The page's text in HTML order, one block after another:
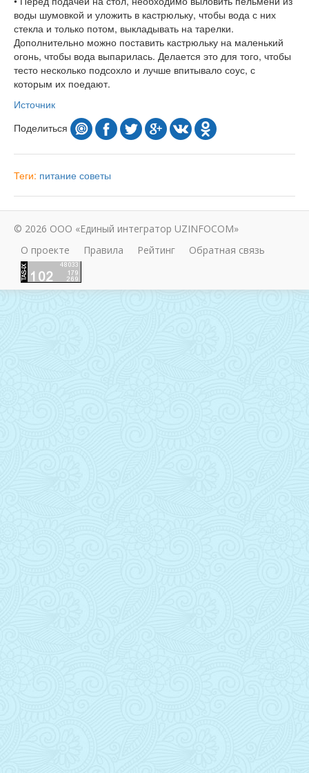
воды шумовкой и уложить в кастрюльку, чтобы вода с них
стекла и только потом, выкладывать на тарелки.
Дополнительно можно поставить кастрюльку на маленький
огонь, чтобы вода выпарилась. Делается это для того, чтобы
тесто несколько подсохло и лучше впитывало соус, с
которым их поедают.
Источник
Поделиться
Теги: питание советы
© 2026 ООО «Единый интегратор UZINFOCOM»
О проекте
Правила Рейтинг Обратная связь